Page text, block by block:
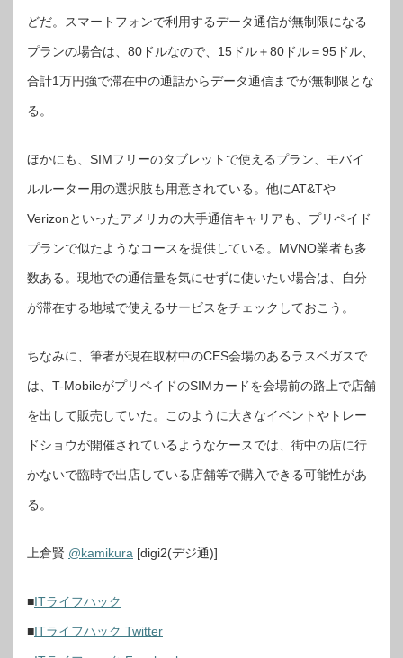
どだ。スマートフォンで利用するデータ通信が無制限になる
プランの場合は、80ドルなので、15ドル＋80ドル＝95ドル、
合計1万円強で滞在中の通話からデータ通信までが無制限とな
る。
ほかにも、SIMフリーのタブレットで使えるプラン、モバイ
ルルーター用の選択肢も用意されている。他にAT&Tや
Verizonといったアメリカの大手通信キャリアも、プリペイド
プランで似たようなコースを提供している。MVNO業者も多
数ある。現地での通信量を気にせずに使いたい場合は、自分
が滞在する地域で使えるサービスをチェックしておこう。
ちなみに、筆者が現在取材中のCES会場のあるラスベガスで
は、T-MobileがプリペイドのSIMカードを会場前の路上で店舗
を出して販売していた。このように大きなイベントやトレー
ドショウが開催されているようなケースでは、街中の店に行
かないで臨時で出店している店舗等で購入できる可能性があ
る。
上倉賢 @kamikura [digi2(デジ通)]
■ITライフハック
■ITライフハック Twitter